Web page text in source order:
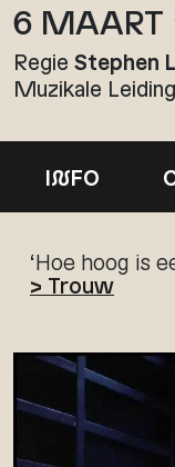
6 MAART
Regie Stephen
Muzikale Leiding
INFO
‘Hoe hoog is
> Trouw